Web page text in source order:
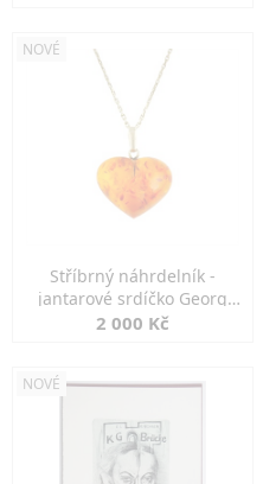
NOVÉ
Stříbrný náhrdelník -
jantarové srdíčko Georg
Kramer
2 000 Kč
NOVÉ